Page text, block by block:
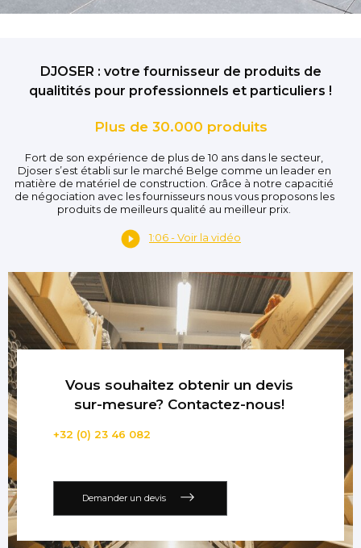
DJOSER : votre fournisseur de produits de
qualitités pour professionnels et particuliers !
Plus de 30.000 produits
Fort de son expérience de plus de 10 ans dans le secteur,
Djoser s’est établi sur le marché Belge comme un leader en
matière de matériel de construction. Grâce à notre capacitié
de négociation avec les fournisseurs nous vous proposons les
produits de meilleurs qualité au meilleur prix.
1:06 - Voir la vidéo
Vous souhaitez obtenir un devis
sur-mesure? Contactez-nous!
+32 (0) 23 46 082
Demander un devis